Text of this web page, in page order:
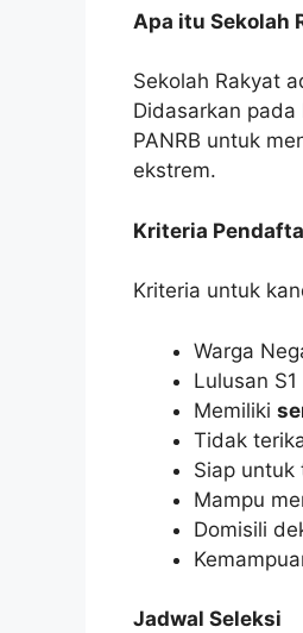
Apa itu Sekolah
Sekolah Rakyat
Didasarkan
PANRB untuk
ekstrem.
Kriteria
Kriteria untuk
Warga
Lulusan
Memiliki
Tidak
Siap untuk
Mampu
Domisili
Jadwal Seleksi